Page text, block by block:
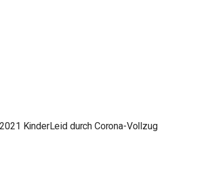
KinderLeid durch Corona-Vollzug